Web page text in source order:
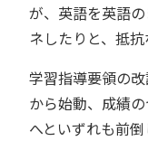
が、英語を英語
ネしたりと、抵
学習指導要領の
から始動、成績
へといずれも前倒